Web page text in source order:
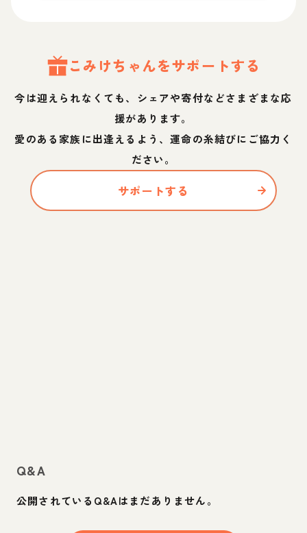
こみけちゃんをサポートする
今は迎えられなくても、シェアや寄付などさまざまな応
援があります。
愛のある家族に出逢えるよう、運命の糸結びにご協力く
ださい。
サポートする
Q&A
公開されているQ&Aはまだありません。